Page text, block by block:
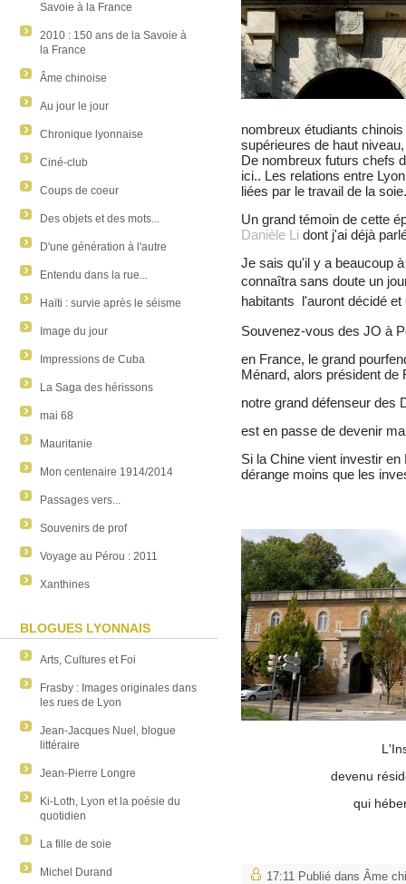
Savoie à la France
2010 : 150 ans de la Savoie à
la France
Âme chinoise
Au jour le jour
Chronique lyonnaise
Ciné-club
Coups de coeur
Des objets et des mots...
D'une génération à l'autre
Entendu dans la rue...
Haïti : survie après le séisme
Image du jour
Impressions de Cuba
La Saga des hérissons
mai 68
Mauritanie
Mon centenaire 1914/2014
Passages vers...
Souvenirs de prof
Voyage au Pérou : 2011
Xanthines
BLOGUES LYONNAIS
Arts, Cultures et Foi
Frasby : Images originales dans
les rues de Lyon
Jean-Jacques Nuel, blogue
littéraire
Jean-Pierre Longre
Ki-Loth, Lyon et la poésie du
quotidien
La fille de soie
Michel Durand
nombreux étudiants
supérieures de haut
De nombreux futurs chefs
ici.. Les relations entre
liées par le travail de la soie.
Un grand témoin de cette
Danièle Li dont j'ai déjà
Je sais qu'il y a beaucoup
connaîtra sans doute un
habitants l'auront décidé et
Souvenez-vous des JO à
en France, le grand
Ménard, alors président de
notre grand défenseur des
est en passe de devenir
Si la Chine vient investir
dérange moins que les
devenu
qui
17:11 Publié dans Âme